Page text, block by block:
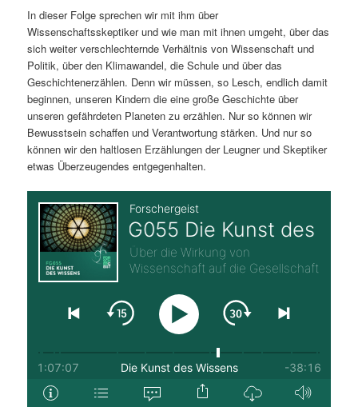
n
g
e
n
r
i
n
g
e
n
In dieser Folge sprechen wir mit ihm über
Wissenschaftsskeptiker und wie man mit ihnen umgeht, über das
sich weiter verschlechternde Verhältnis von Wissenschaft und
Politik, über den Klimawandel, die Schule und über das
Geschichtenerzählen. Denn wir müssen, so Lesch, endlich damit
beginnen, unseren Kindern die eine große Geschichte über
unseren gefährdeten Planeten zu erzählen. Nur so können wir
Bewusstsein schaffen und Verantwortung stärken. Und nur so
können wir den haltlosen Erzählungen der Leugner und Skeptiker
etwas Überzeugendes entgegenhalten.